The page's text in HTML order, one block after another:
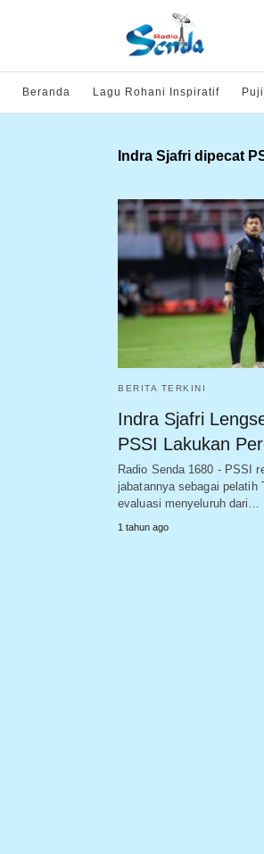
Beranda Lagu Rohani Inspiratif
Indra Sjafri dipecat
BERITA TERKINI
Indra Sjafri
PSSI Lakukan
Radio Senda 1680 - PSSI
jabatannya sebagai pelatih
evaluasi menyeluruh dari…
1 tahun ago